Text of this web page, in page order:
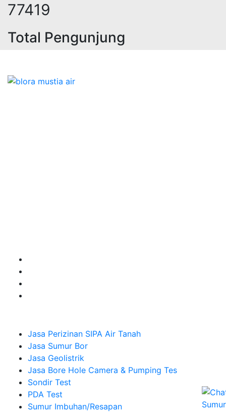
96000
Total Pengunjung
Jasa Perizinan SIPA Air Tanah
Jasa Sumur Bor
Jasa Geolistrik
Jasa Bore Hole Camera & Pumping Tes
Sondir Test
PDA Test
Sumur Imbuhan/Resapan